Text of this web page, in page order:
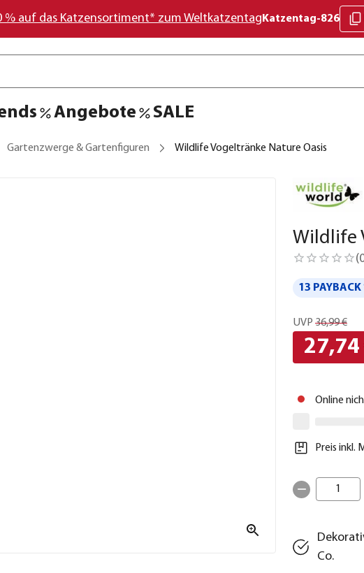
% auf das Katzensortiment* zum Weltkatzentag Katzentag-826
Angebote SALE
Gartenzwerge & Gartenfiguren Wildlife Vogeltränke Nature Oasis
Wildlife
(
13
UVP 36,99 €
27,74
Online
Preis inkl.
1
Co.